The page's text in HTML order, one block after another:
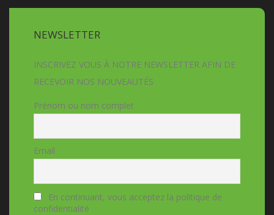
NEWSLETTER
INSCRIVEZ VOUS À NOTRE NEWSLETTER AFIN DE
RECEVOIR NOS NOUVEAUTÉS
Prénom ou nom complet
Email
En continuant, vous acceptez la politique de
confidentialité